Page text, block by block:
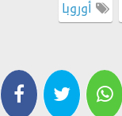
أوروبا